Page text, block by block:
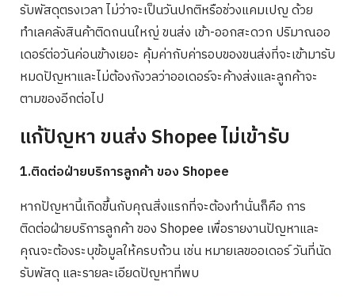
รับพัสดุตรงเวลา ไม่ว่าจะเป็นวันปกติหรือช่วงแคมเปญ ด้วย
ทำเลคลังสินค้าติดถนนใหญ่ ขนส่ง เข้า-ออกสะดวก ปริมาณออ
เดอร์ต่อวันค่อนข้างเยอะ คุ้มค่ากับค่ารอบของขนส่งที่จะเข้ามารับ
หมดปัญหาและไม่ต้องกังวลว่าออเดอร์จะค้างส่งและลูกค้าจะ
ตามของอีกต่อไป
แก้ปัญหา ขนส่ง Shopee ไม่เข้ารับ
1.ติดต่อฝ่ายบริการลูกค้า ของ Shopee
หากปัญหานี้เกิดขึ้นกับคุณสิ่งแรกที่จะต้องทำนั่นก็คือ การ
ติดต่อฝ่ายบริการลูกค้า ของ Shopee เพื่อรายงานปัญหาและ
คุณจะต้องระบุข้อมูลให้ครบถ้วน เช่น หมายเลขออเดอร์ วันที่นัด
รับพัสดุ และรายละเอียดปัญหาที่พบ